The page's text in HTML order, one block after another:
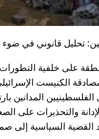
تحليل قانوني في ضوء
على خلفية التطورات
الكنيست
المدانين
والتحذيرات على
السياسية إلى